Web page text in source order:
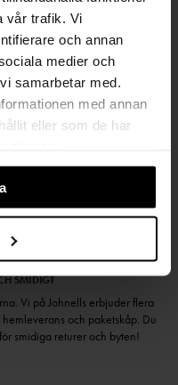
vår trafik. Vi
och annan
medier och
samarbetar med.
med annan
eller som de har
NYHETSBREV
SMIDIGT
Vi på Johnells erbjuder flera
och paketskåp. Du
smidiga returer och byten!